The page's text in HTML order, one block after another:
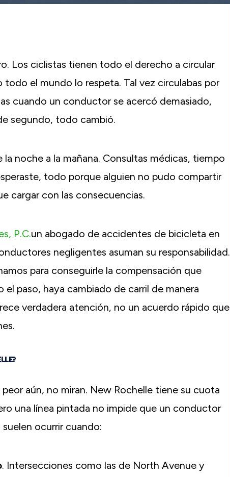
Los ciclistas tienen todo el derecho a circular
el mundo lo respeta. Tal vez circulabas por
cuando un conductor se acercó demasiado,
segundo, todo cambió.
noche a la mañana. Consultas médicas, tiempo
todo porque alguien no pudo compartir
cargar con las consecuencias.
P.C.un abogado de accidentes de bicicleta en
negligentes asuman su responsabilidad.
para conseguirle la compensación que
paso, haya cambiado de carril de manera
verdadera atención, no un acuerdo rápido que
aún, no miran. New Rochelle tiene su cuota
una línea pintada no impide que un conductor
ocurrir cuando:
. Intersecciones como las de North Avenue y